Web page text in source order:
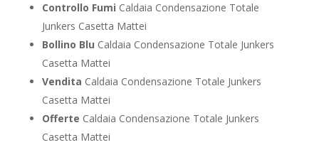
Controllo Fumi Caldaia Condensazione Totale
Junkers Casetta Mattei
Bollino Blu Caldaia Condensazione Totale Junkers
Casetta Mattei
Vendita Caldaia Condensazione Totale Junkers
Casetta Mattei
Offerte Caldaia Condensazione Totale Junkers
Casetta Mattei